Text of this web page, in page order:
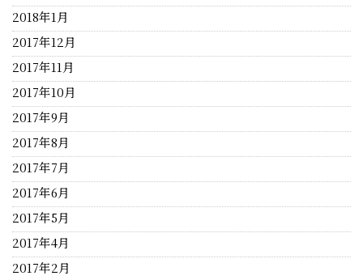
2018年1月
2017年12月
2017年11月
2017年10月
2017年9月
2017年8月
2017年7月
2017年6月
2017年5月
2017年4月
2017年2月